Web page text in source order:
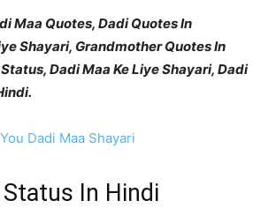
Maa Quotes, Dadi Quotes In
Shayari, Grandmother Quotes In
Dadi Maa Ke Liye Shayari, Dadi
Dadi Maa Shayari
In Hindi